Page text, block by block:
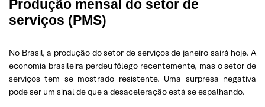
Produção mensal do setor de
serviços (PMS)
No Brasil, a produção do setor de serviços de janeiro sairá hoje. A
economia brasileira perdeu fôlego recentemente, mas o setor de
serviços tem se mostrado resistente. Uma surpresa negativa
pode ser um sinal de que a desaceleração está se espalhando.